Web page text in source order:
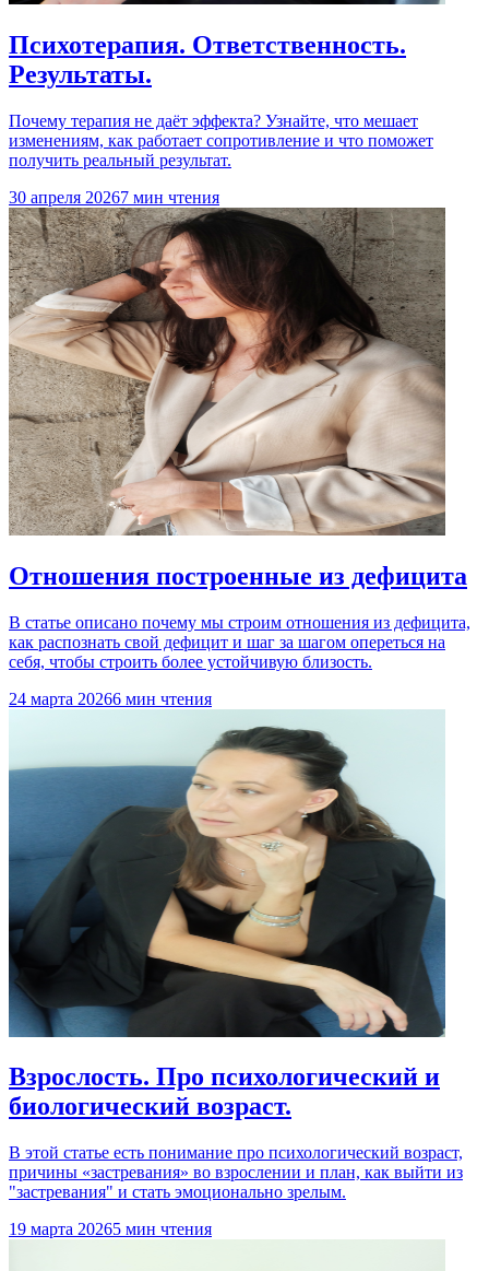
Психотерапия. Ответственность.
Результаты.
Почему терапия не даёт эффекта? Узнайте, что мешает
изменениям, как работает сопротивление и что поможет
получить реальный результат.
30 апреля 20267 мин чтения
Отношения построенные из дефицита
В статье описано почему мы строим отношения из дефицита,
как распознать свой дефицит и шаг за шагом опереться на
себя, чтобы строить более устойчивую близость.
24 марта 20266 мин чтения
Взрослость. Про психологический и
биологический возраст.
В этой статье есть понимание про психологический возраст,
причины «застревания» во взрослении и план, как выйти из
"застревания" и стать эмоционально зрелым.
19 марта 20265 мин чтения